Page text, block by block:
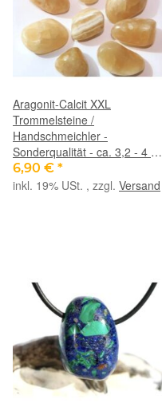
Aragonit-Calcit XXL
Trommelsteine /
Handschmeichler -
Sonderqualität - ca. 3,2 - 4 cm
/ ca. 20 - 27 g (GKS)
6,90 € *
inkl. 19% USt. , zzgl. Versand